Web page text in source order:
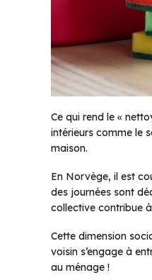
Ce qui rend le «
intérieurs comme le
maison.
En Norvège, il est
des journées sont
collective contribue
Cette dimension
voisin s’engage à
au ménage !